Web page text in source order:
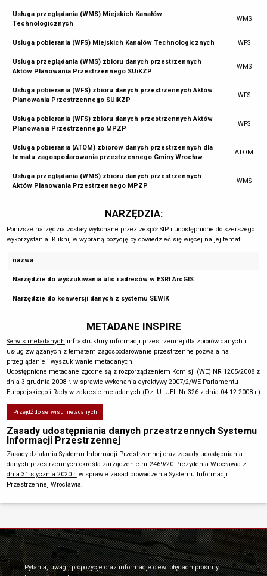
Usługa przeglądania (WMS) Miejskich Kanałów
Technologicznych
WMS
Usługa pobierania (WFS) Miejskich Kanałów Technologicznych WFS
Usługa przeglądania (WMS) zbioru danych przestrzennych
Aktów Planowania Przestrzennego SUiKZP
WMS
Usługa pobierania (WFS) zbioru danych przestrzennych Aktów
Planowania Przestrzennego SUiKZP
WFS
Usługa pobierania (WFS) zbioru danych przestrzennych Aktów
Planowania Przestrzennego MPZP
WFS
Usługa pobierania (ATOM) zbiorów danych przestrzennych dla
tematu zagospodarowania przestrzennego Gminy Wrocław
ATOM
Usługa przeglądania (WMS) zbioru danych przestrzennych
Aktów Planowania Przestrzennego MPZP
WMS
NARZĘDZIA:
Poniższe narzędzia zostały wykonane przez zespół SIP i udostępnione do szerszego
wykorzystania. Kliknij w wybraną pozycję by dowiedzieć się więcej na jej temat.
nazwa
Narzędzie do wyszukiwania ulic i adresów w ESRI ArcGIS
Narzędzie do konwersji danych z systemu SEWIK
METADANE INSPIRE
Serwis metadanych infrastruktury informacji przestrzennej dla zbiorów danych i
usług związanych z tematem zagospodarowanie przestrzenne pozwala na
przeglądanie i wyszukiwanie metadanych.
Udostępnione metadane zgodne są z rozporządzeniem Komisji (WE) NR 1205/2008 z
dnia 3 grudnia 2008 r. w sprawie wykonania dyrektywy 2007/2/WE Parlamentu
Europejskiego i Rady w zakresie metadanych (Dz. U. UEL Nr 326 z dnia 04.12.2008 r.)
Przejdź do serwisu metadanych
Zasady udostępniania danych przestrzennych Systemu
Informacji Przestrzennej
Zasady działania Systemu Informacji Przestrzennej oraz zasady udostępniania
danych przestrzennych określa zarządzenie nr 2469/20 Prezydenta Wrocławia z
dnia 31 stycznia 2020 r. w sprawie zasad prowadzenia Systemu Informacji
Przestrzennej Wrocławia.
Pytania, uwagi, propozycje oraz informacje o ew. błędach prosimy